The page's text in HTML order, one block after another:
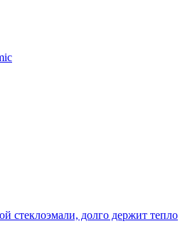
стеклоэмали, долго держит тепло